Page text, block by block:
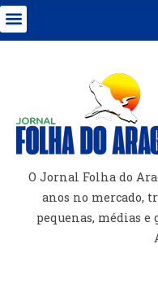
O Jornal Folha do
anos no mercado,
pequenas, médias e